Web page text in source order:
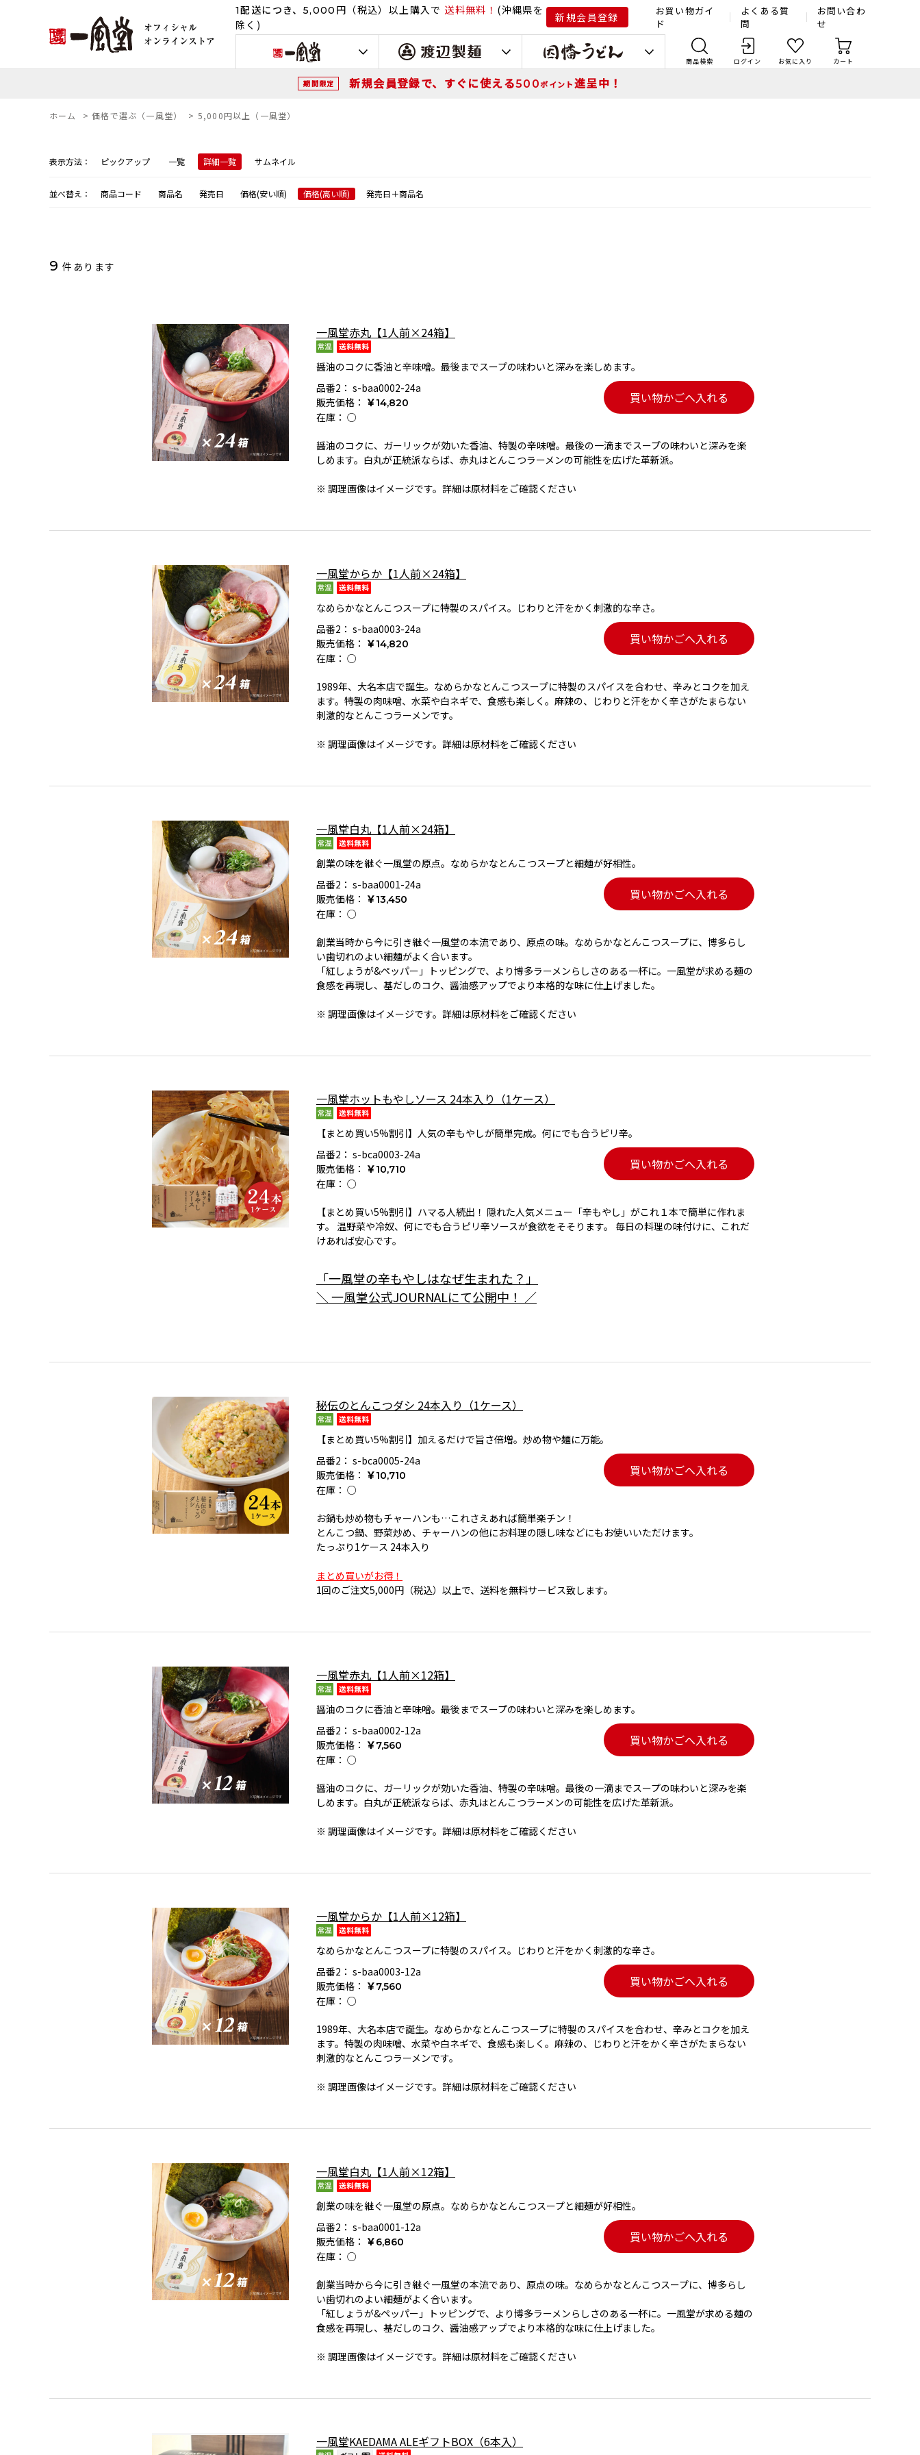
1配送につき、5,000 円（税込） 以上購入で 送料無料！ (沖縄県を
除く)
新規会員登録
お買い物ガイ
ド
よくある質
問
お問い合わ
せ
商品検索 ログイン お気に入り カート
期間限定 新規会員登録で、すぐに使える500ポイント進呈中！
ホーム >価格で選ぶ（一風堂） > 5,000円以上（一風堂）
表示方法： ピックアップ 一覧 詳細一覧 サムネイル
並べ替え： 商品コード 商品名 発売日 価格(安い順) 価格(高い順) 発売日＋商品名
9 件あります
一風堂赤丸【1人前×24箱】
醤油のコクに香油と辛味噌。最後までスープの味わいと深みを楽しめます。
品番2： s-baa0002-24a
販売価格：
￥14,820
在庫： ○
買い物かごへ入れる
醤油のコクに、ガーリックが効いた香油、特製の辛味噌。最後の一滴までスープの味わいと深みを楽
しめます。白丸が正統派ならば、赤丸はとんこつラーメンの可能性を広げた革新派。
※ 調理画像はイメージです。詳細は原材料をご確認ください
一風堂からか【1人前×24箱】
なめらかなとんこつスープに特製のスパイス。じわりと汗をかく刺激的な辛さ。
品番2： s-baa0003-24a
販売価格：
￥14,820
在庫： ○
買い物かごへ入れる
1989年、大名本店で誕生。なめらかなとんこつスープに特製のスパイスを合わせ、辛みとコクを加え
ます。特製の肉味噌、水菜や白ネギで、食感も楽しく。麻辣の、じわりと汗をかく辛さがたまらない
刺激的なとんこつラーメンです。
※ 調理画像はイメージです。詳細は原材料をご確認ください
一風堂白丸【1人前×24箱】
創業の味を継ぐ一風堂の原点。なめらかなとんこつスープと細麺が好相性。
品番2： s-baa0001-24a
販売価格：
￥13,450
在庫： ○
買い物かごへ入れる
創業当時から今に引き継ぐ一風堂の本流であり、原点の味。なめらかなとんこつスープに、博多らし
い歯切れのよい細麺がよく合います。
「紅しょうが&ペッパー」トッピングで、より博多ラーメンらしさのある一杯に。一風堂が求める麺の
食感を再現し、基だしのコク、醤油感アップでより本格的な味に仕上げました。
※ 調理画像はイメージです。詳細は原材料をご確認ください
一風堂ホットもやしソース 24本入り（1ケース）
【まとめ買い5%割引】人気の辛もやしが簡単完成。何にでも合うピリ辛。
品番2： s-bca0003-24a
販売価格：
￥10,710
在庫： ○
買い物かごへ入れる
【まとめ買い5%割引】ハマる人続出！ 隠れた人気メニュー「辛もやし」がこれ１本で簡単に作れま
す。 温野菜や冷奴、何にでも合うピリ辛ソースが食欲をそそります。 毎日の料理の味付けに、これだ
けあれば安心です。
「一風堂の辛もやしはなぜ生まれた？」
＼ 一風堂公式JOURNALにて公開中！ ／
秘伝のとんこつダシ 24本入り（1ケース）
【まとめ買い5%割引】加えるだけで旨さ倍増。炒め物や麺に万能。
品番2： s-bca0005-24a
販売価格：
￥10,710
在庫： ○
買い物かごへ入れる
お鍋も炒め物もチャーハンも…これさえあれば簡単楽チン！
とんこつ鍋、野菜炒め、チャーハンの他にお料理の隠し味などにもお使いいただけます。
たっぷり1ケース 24本入り
まとめ買いがお得！
1回のご注文5,000円（税込）以上で、送料を無料サービス致します。
一風堂赤丸【1人前×12箱】
醤油のコクに香油と辛味噌。最後までスープの味わいと深みを楽しめます。
品番2： s-baa0002-12a
販売価格：
￥7,560
在庫： ○
買い物かごへ入れる
醤油のコクに、ガーリックが効いた香油、特製の辛味噌。最後の一滴までスープの味わいと深みを楽
しめます。白丸が正統派ならば、赤丸はとんこつラーメンの可能性を広げた革新派。
※ 調理画像はイメージです。詳細は原材料をご確認ください
一風堂からか【1人前×12箱】
なめらかなとんこつスープに特製のスパイス。じわりと汗をかく刺激的な辛さ。
品番2： s-baa0003-12a
販売価格：
￥7,560
在庫： ○
買い物かごへ入れる
1989年、大名本店で誕生。なめらかなとんこつスープに特製のスパイスを合わせ、辛みとコクを加え
ます。特製の肉味噌、水菜や白ネギで、食感も楽しく。麻辣の、じわりと汗をかく辛さがたまらない
刺激的なとんこつラーメンです。
※ 調理画像はイメージです。詳細は原材料をご確認ください
一風堂白丸【1人前×12箱】
創業の味を継ぐ一風堂の原点。なめらかなとんこつスープと細麺が好相性。
品番2： s-baa0001-12a
販売価格：
￥6,860
在庫： ○
買い物かごへ入れる
創業当時から今に引き継ぐ一風堂の本流であり、原点の味。なめらかなとんこつスープに、博多らし
い歯切れのよい細麺がよく合います。
「紅しょうが&ペッパー」トッピングで、より博多ラーメンらしさのある一杯に。一風堂が求める麺の
食感を再現し、基だしのコク、醤油感アップでより本格的な味に仕上げました。
※ 調理画像はイメージです。詳細は原材料をご確認ください
一風堂KAEDAMA ALEギフトBOX（6本入）